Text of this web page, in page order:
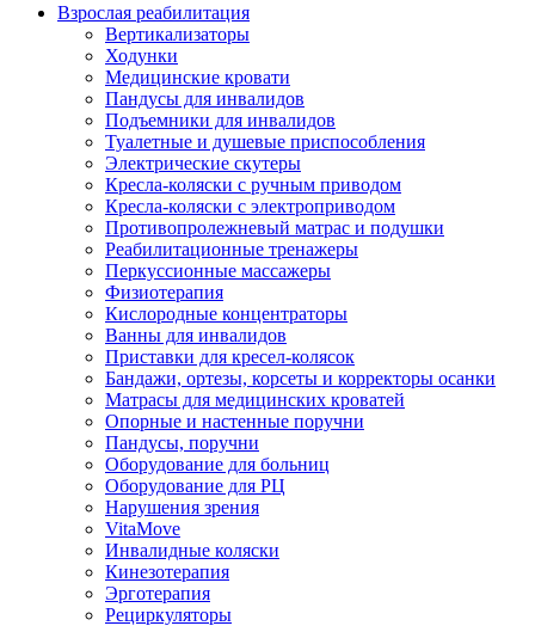
Взрослая реабилитация
Вертикализаторы
Ходунки
Медицинские кровати
Пандусы для инвалидов
Подъемники для инвалидов
Туалетные и душевые приспособления
Электрические скутеры
Кресла-коляски с ручным приводом
Кресла-коляски с электроприводом
Противопролежневый матрас и подушки
Реабилитационные тренажеры
Перкуссионные массажеры
Физиотерапия
Кислородные концентраторы
Ванны для инвалидов
Приставки для кресел-колясок
Бандажи, ортезы, корсеты и корректоры осанки
Матрасы для медицинских кроватей
Опорные и настенные поручни
Пандусы, поручни
Оборудование для больниц
Оборудование для РЦ
Нарушения зрения
VitaMove
Инвалидные коляски
Кинезотерапия
Эрготерапия
Рециркуляторы